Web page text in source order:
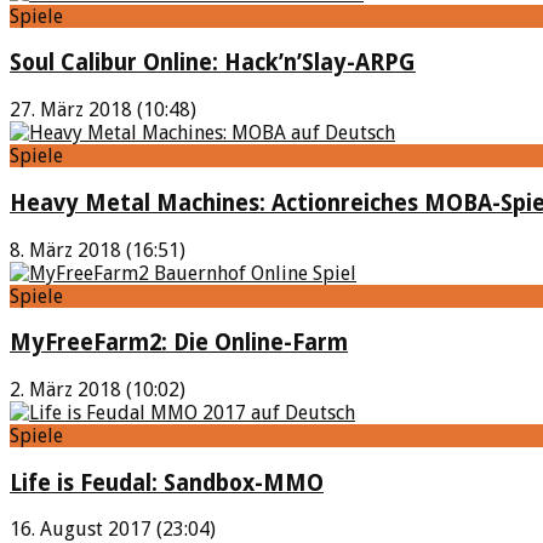
Spiele
Soul Calibur Online: Hack’n’Slay-ARPG
27. März 2018 (10:48)
Spiele
Heavy Metal Machines: Actionreiches MOBA-
8. März 2018 (16:51)
Spiele
MyFreeFarm2: Die Online-Farm
2. März 2018 (10:02)
Spiele
Life is Feudal: Sandbox-MMO
16. August 2017 (23:04)